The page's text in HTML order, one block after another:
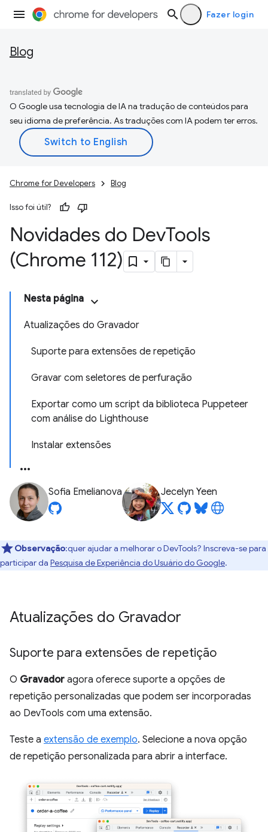
Fazer login
Blog
O Google usa tecnologia de IA na tradução de conteúdos para
seu idioma de preferência. As traduções com IA podem ter erros.
Chrome for Developers Blog
Isso foi útil?
Novidades do DevTools
(Chrome 112)
Nesta página
Atualizações do Gravador
Suporte para extensões de repetição
Gravar com seletores de perfuração
Exportar como um script da biblioteca Puppeteer
com análise do Lighthouse
Instalar extensões
Sofia Emelianova Jecelyn Yeen
Observação:quer ajudar a melhorar o DevTools? Inscreva-se para
participar da Pesquisa de Experiência do Usuário do Google.
Atualizações do Gravador
Suporte para extensões de repetição
O Gravador agora oferece suporte a opções de
repetição personalizadas que podem ser incorporadas
ao DevTools com uma extensão.
Teste a extensão de exemplo. Selecione a nova opção
de repetição personalizada para abrir a interface.